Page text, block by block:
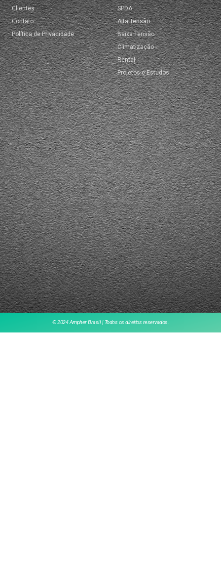
Clientes
Contato
Política de Privacidade
SPDA
Alta Tensão
Baixa Tensão
Climatização
Rental
Projetos e Estudos
© 2024 Ampher Brasil | Todos os direitos reservados.